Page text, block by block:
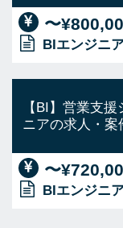
〜
BIエンジニ
【BI】営業支
ニアの求人・案
〜
BIエンジニ